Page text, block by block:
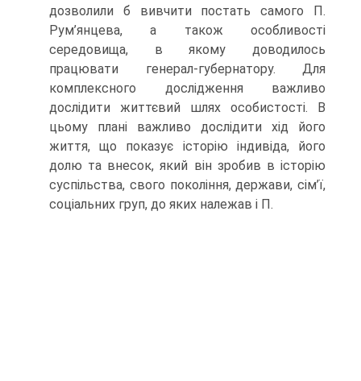
дозволили б вивчити постать самого П.
Рум’янцева, а також особливості
середовища, в якому доводилось
працювати генерал-губернатору. Для
комплексного дослідження важливо
дослідити життєвий шлях особистості. В
цьому плані важливо дослідити хід його
життя, що показує історію індивіда, його
долю та внесок, який він зробив в історію
суспільства, свого покоління, держави, сім’ї,
соціальних груп, до яких належав і П.